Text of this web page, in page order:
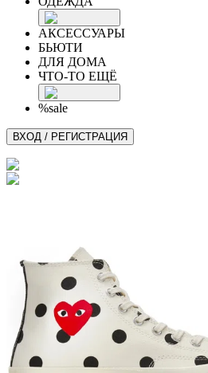
АКСЕССУАРЫ
БЬЮТИ
ДЛЯ ДОМА
ЧТО-ТО ЕЩЁ
%sale
ВХОД / РЕГИСТРАЦИЯ